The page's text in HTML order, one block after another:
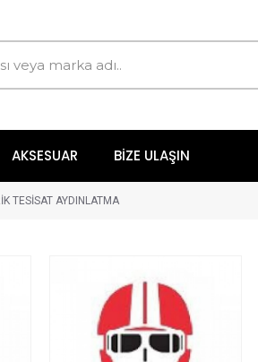
AKSESUAR BIZE ULAŞIN
TESİSAT AYDINLATMA